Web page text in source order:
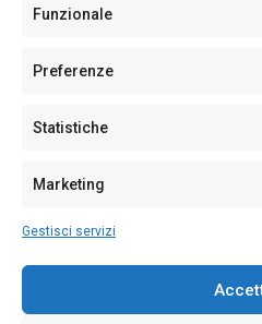
Funzionale
Preferenze
Statistiche
Marketing
Gestisci servizi
Sede:Via Cristoforo Colombo
Partita IVA02270380922
128/2020 del 10/02/2020
Per la Pubblicità: